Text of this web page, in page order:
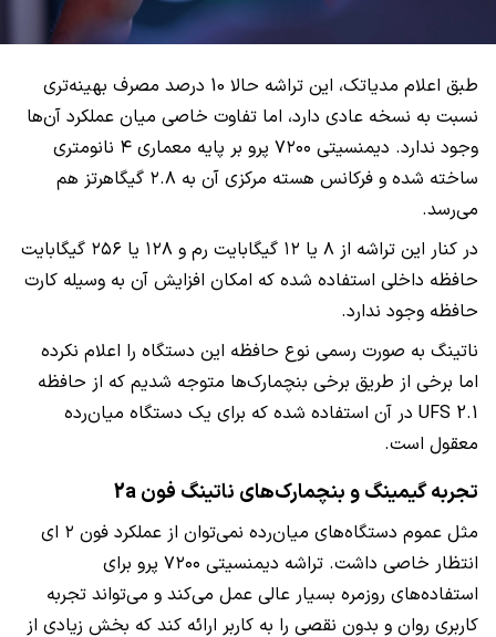
طبق اعلام مدیاتک، این تراشه حالا 10 درصد مصرف بهینه‌تری
نسبت به نسخه عادی دارد، اما تفاوت خاصی میان عملکرد آن‌ها
وجود ندارد. دیمنسیتی ۷۲۰۰ پرو بر پایه معماری ۴ نانو‌متری
ساخته شده و فرکانس هسته مرکزی آن به ۲.۸ گیگاهرتز هم
می‌رسد.
در کنار این تراشه از ۸ یا ۱۲ گیگابایت رم و ۱۲۸ یا ۲۵۶ گیگابایت
حافظه داخلی استفاده شده که امکان افزایش آن به وسیله کارت
حافظه وجود ندارد.
ناتینگ به صورت رسمی نوع حافظه این دستگاه را اعلام نکرده
اما برخی از طریق برخی بنچمارک‌ها متوجه شدیم که از حافظه
UFS 2.1 در آن استفاده شده که برای یک دستگاه میان‌رده
معقول است.
تجربه گیمینگ و بنچمارک‌های ناتینگ فون 2a
مثل عموم دستگاه‌های میان‌رده نمی‌توان از عملکرد فون ۲ ای
انتظار خاصی داشت. تراشه دیمنسیتی ۷۲۰۰ پرو برای
استفاده‌های روزمره بسیار عالی عمل می‌کند و می‌تواند تجربه
کاربری روان و بدون نقصی را به کاربر ارائه کند که بخش زیادی از